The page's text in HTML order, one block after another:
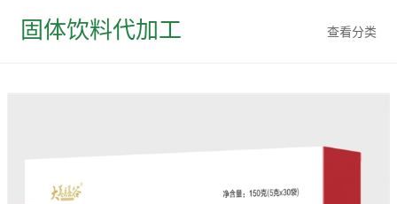
查看分类
固体饮料代加工